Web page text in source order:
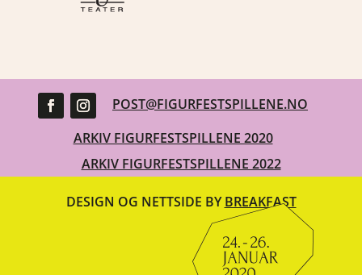
POST@FIGURFESTSPILLENE.NO
ARKIV FIGURFESTSPILLENE 2020
ARKIV FIGURFESTSPILLENE 2022
DESIGN OG NETTSIDE BYBREAKFAST